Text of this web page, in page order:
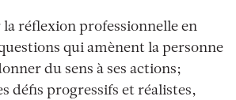
la réflexion professionnelle en
qui amènent la personne
du sens à ses actions;
défis progressifs et réalistes,